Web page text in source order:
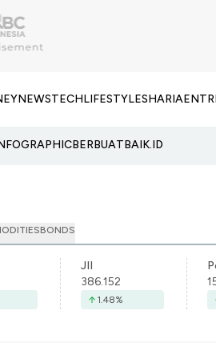
NEWSTECHLIFESTYLESHARIA
BERBUATBAIK.ID
BONDS
JII
386.152
1.48%